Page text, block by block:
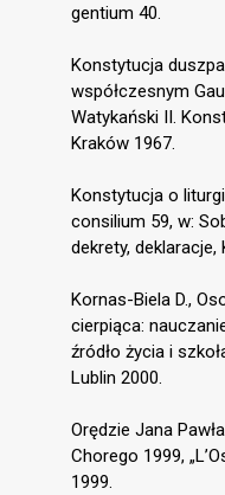
gentium 40.
Konstytucja
współczesnym
Watykański II.
Kraków 1967.
Konstytucja o
consilium 59, w:
dekrety, deklaracje,
Kornas-Biela D.,
cierpiąca:
źródło życia i
Lublin 2000.
Orędzie Jana
Chorego 1999,
1999.